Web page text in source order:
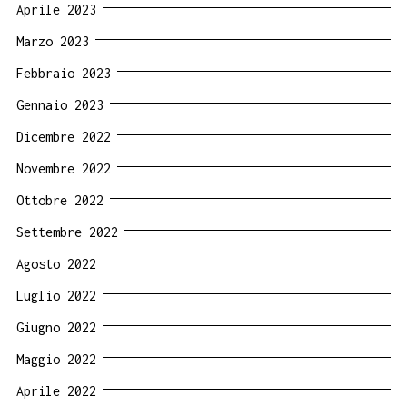
Aprile 2023
Marzo 2023
Febbraio 2023
Gennaio 2023
Dicembre 2022
Novembre 2022
Ottobre 2022
Settembre 2022
Agosto 2022
Luglio 2022
Giugno 2022
Maggio 2022
Aprile 2022